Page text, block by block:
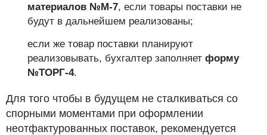
материалов №М-7, если товары поставки не
будут в дальнейшем реализованы;
если же товар поставки планируют
реализовывать, бухгалтер заполняет форму
№ТОРГ-4.
Для того чтобы в будущем не сталкиваться со
спорными моментами при оформлении
неотфактурованных поставок, рекомендуется